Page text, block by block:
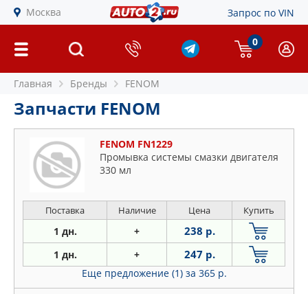
Москва Запрос по VIN
0
Главная Бренды FENOM
Запчасти FENOM
FENOM FN1229
Промывка системы смазки двигателя
330 мл
Поставка Наличие Цена Купить
1 дн. + 238 р.
1 дн. + 247 р.
Еще предложение (1) за 365 р.